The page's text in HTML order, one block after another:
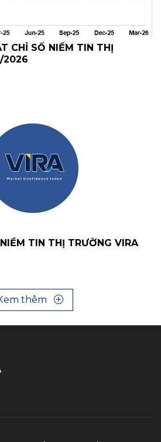
CHỈ SỐ NIỀM TIN THỊ
2026
TIN THỊ TRƯỜNG VIRA
thêm